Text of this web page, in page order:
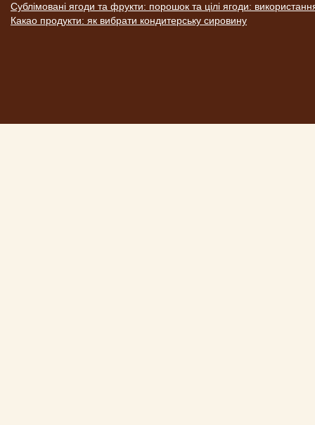
Сублімовані ягоди та фрукти: порошок та цілі ягоди:
Какао продукти: як вибрати кондитерську сировину